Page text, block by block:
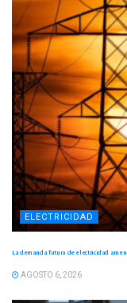
ELECTRICIDAD
La demanda futura de electricidad
AGOSTO 6, 2026